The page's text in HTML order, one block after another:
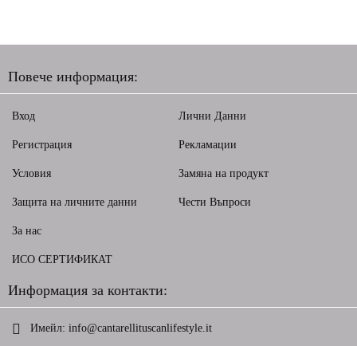
Повече информация:
Вход
Регистрация
Условия
Защита на личните данни
Лични Данни
Рекламации
Замяна на продукт
Чести Въпроси
За нас
ИСО СЕРТИФИКАТ
Информация за контакти:
Имейл: info@cantarellituscanlifestyle.it